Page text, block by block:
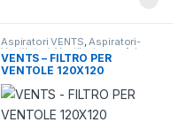
Aspiratori VENTS,Aspiratori-
Ventilatori,Ventilazione - Aria
VENTS – FILTRO PER
VENTOLE 120X120